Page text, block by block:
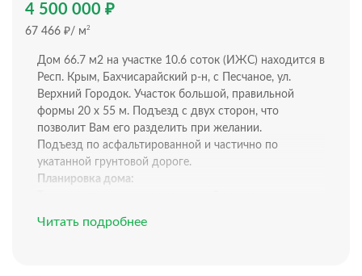
4 500 000 ₽
67 466 ₽/ м2
Дом 66.7 м2 на участке 10.6 соток (ИЖС) находится в
Респ. Крым, Бахчисарайский р-н, с Песчаное, ул.
Верхний Городок. Участок большой, правильной
формы 20 х 55 м. Подъезд с двух сторон, что
позволит Вам его разделить при желании.
Подъезд по асфальтированной и частично по
укатанной грунтовой дороге.
Планировка дома:
Электричество: заведено в дом
Читать подробнее